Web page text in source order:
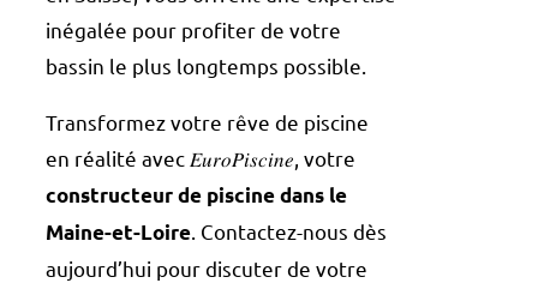
inégalée pour profiter de votre
bassin le plus longtemps possible.
Transformez votre rêve de piscine
en réalité avec 𝐸𝑢𝑟𝑜𝑃𝑖𝑠𝑐𝑖𝑛𝑒, votre
constructeur de piscine dans le
Maine-et-Loire. Contactez-nous dès
aujourd’hui pour discuter de votre